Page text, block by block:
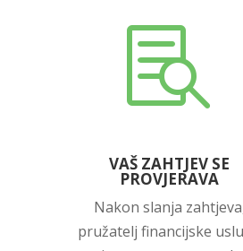

VAŠ ZAHTJEV SE
PROVJERAVA
Nakon slanja
pružatelj financijske